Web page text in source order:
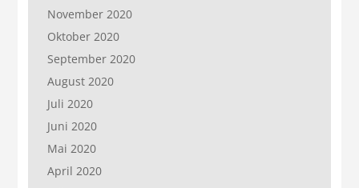
November 2020
Oktober 2020
September 2020
August 2020
Juli 2020
Juni 2020
Mai 2020
April 2020